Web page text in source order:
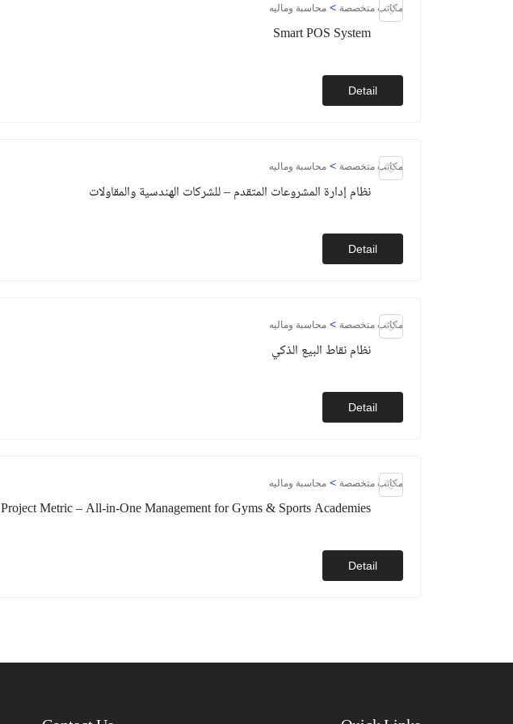
مكاتب متخصصة > محاسبة وماليه
Smart POS System
Detail
مكاتب متخصصة > محاسبة وماليه
نظام إدارة المشروعات المتقدم – للشركات الهندسية والمقاولات
Detail
مكاتب متخصصة > محاسبة وماليه
نظام نقاط البيع الذكي
Detail
مكاتب متخصصة > محاسبة وماليه
Project Metric – All-in-One Management for Gyms & Sports Academies
Detail